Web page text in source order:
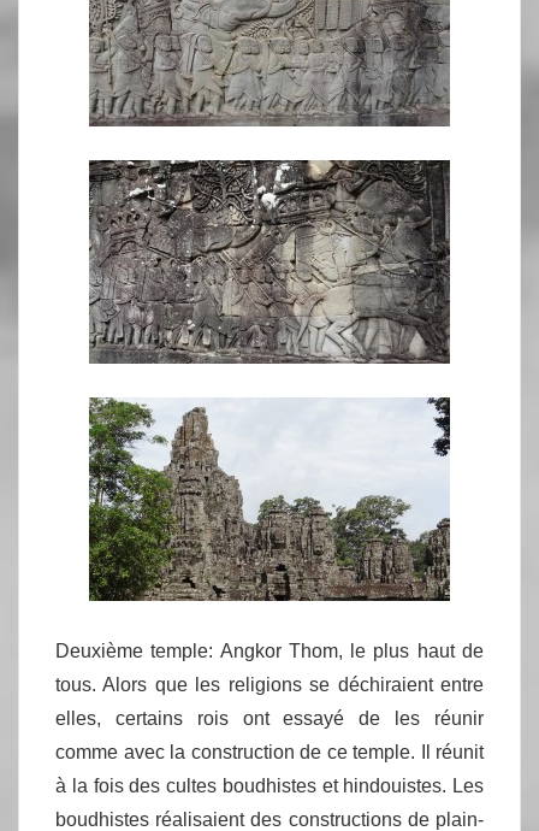
Deuxième temple: Angkor Thom, le plus haut de
tous. Alors que les religions se déchiraient entre
elles, certains rois ont essayé de les réunir
comme avec la construction de ce temple. Il réunit
à la fois des cultes boudhistes et hindouistes. Les
boudhistes réalisaient des constructions de plain-